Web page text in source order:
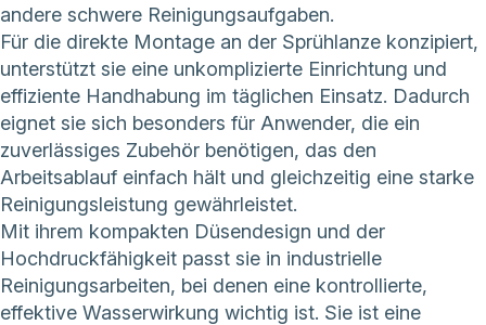
andere schwere Reinigungsaufgaben.
Für die direkte Montage an der Sprühlanze konzipiert,
unterstützt sie eine unkomplizierte Einrichtung und
effiziente Handhabung im täglichen Einsatz. Dadurch
eignet sie sich besonders für Anwender, die ein
zuverlässiges Zubehör benötigen, das den
Arbeitsablauf einfach hält und gleichzeitig eine starke
Reinigungsleistung gewährleistet.
Mit ihrem kompakten Düsendesign und der
Hochdruckfähigkeit passt sie in industrielle
Reinigungsarbeiten, bei denen eine kontrollierte,
effektive Wasserwirkung wichtig ist. Sie ist eine